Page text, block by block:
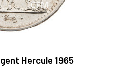
Hercule 1965